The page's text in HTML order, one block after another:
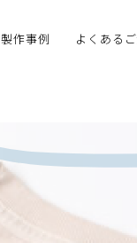
製作事例 よくある